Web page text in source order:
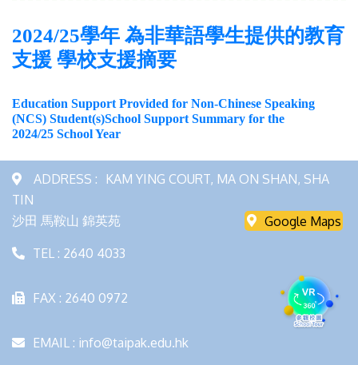
2024/25學年 為非華語學生提供的教育
支援 學校支援摘要
Education Support Provided for Non-Chinese Speaking
(NCS) Student(s)School Support Summary for the
2024/25 School Year
ADDRESS : KAM YING COURT, MA ON SHAN, SHA
TIN
沙田 馬鞍山 錦英苑
Google Maps
TEL : 2640 4033
FAX : 2640 0972
EMAIL : info@taipak.edu.hk